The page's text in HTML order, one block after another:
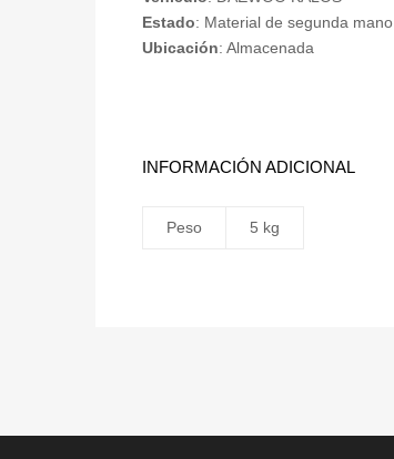
Estado: Material de segunda mano
Ubicación: Almacenada
INFORMACIÓN ADICIONAL
Peso 5 kg